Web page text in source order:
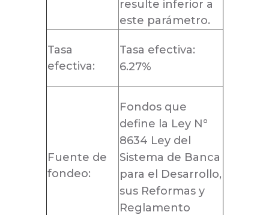
resulte inferior a
este parámetro.
Tasa
efectiva:
Tasa efectiva:
6.27%
Fuente de
fondeo:
Fondos que
define la Ley N°
8634 Ley del
Sistema de Banca
para el Desarrollo,
sus Reformas y
Reglamento